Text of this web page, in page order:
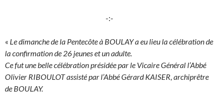
-:-
« Le dimanche de la Pentecôte à BOULAY a eu lieu la célébration de
la confirmation de 26 jeunes et un adulte.
Ce fut une belle célébration présidée par le Vicaire Général l’Abbé
Olivier RIBOULOT assisté par l’Abbé Gérard KAISER, archiprêtre
de BOULAY.